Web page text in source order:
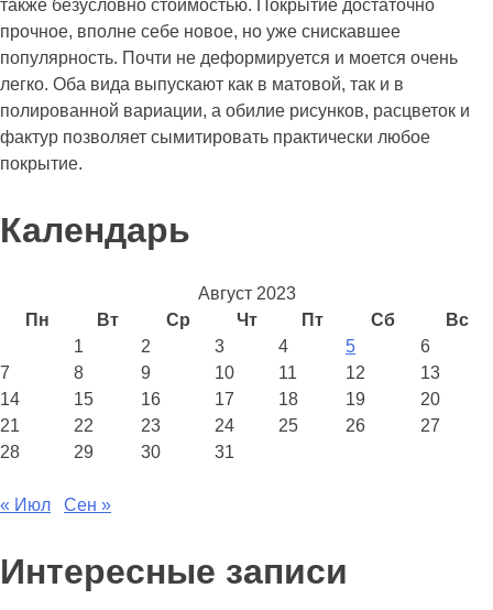
также безусловно стоимостью. Покрытие достаточно
прочное, вполне себе новое, но уже снискавшее
популярность. Почти не деформируется и моется очень
легко. Оба вида выпускают как в матовой, так и в
полированной вариации, а обилие рисунков, расцветок и
фактур позволяет сымитировать практически любое
покрытие.
Календарь
Август 2023
Пн
Вт Ср Чт Пт Сб
Вс
1
2 3 4 5
6
7
8 9 10 11 12
13
14
15 16 17 18 19
20
21
22 23 24 25 26
27
28
29 30 31
« Июл Сен »
Интересные записи